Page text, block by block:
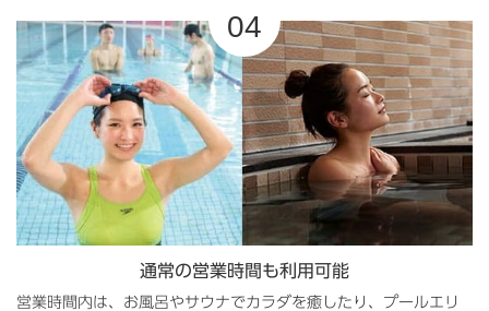
通常の営業時間も利用可能
営業時間内は、お風呂やサウナでカラダを癒したり、プールエリ